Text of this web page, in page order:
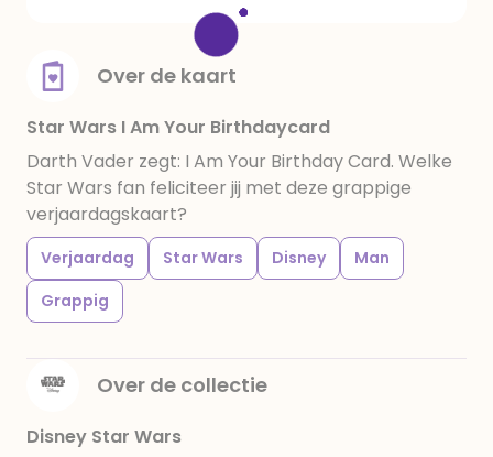
Over de kaart
Star Wars I Am Your Birthdaycard
Darth Vader zegt: I Am Your Birthday Card. Welke
Star Wars fan feliciteer jij met deze grappige
verjaardagskaart?
Verjaardag Star Wars Disney
Man
Grappig
Over de collectie
Disney Star Wars